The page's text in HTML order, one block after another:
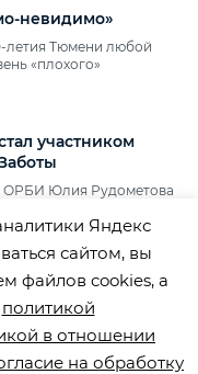
Тюмени любой
«плохого»
участником
ОРБИ Юлия Рудометова
Яндекс
сайтом, вы
файлов cookies, а
политикой
в отношении
на обработку